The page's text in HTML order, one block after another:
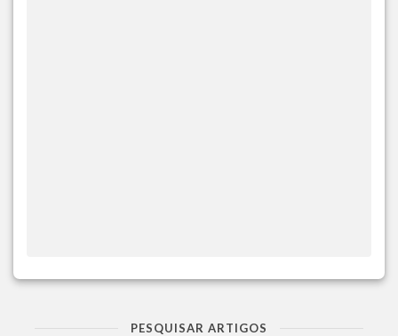
PESQUISAR ARTIGOS